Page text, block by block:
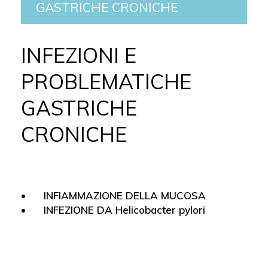
GASTRICHE CRONICHE
INFEZIONI E
PROBLEMATICHE
GASTRICHE
CRONICHE
• INFIAMMAZIONE DELLA MUCOSA
• INFEZIONE DA Helicobacter pylori